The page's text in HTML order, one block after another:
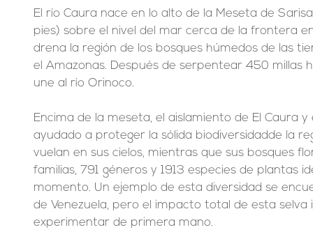
El río Caura nace en lo alto de la Meseta de
pies) sobre el nivel del mar cerca de la frontera
drena la región de los bosques húmedos de las
el Amazonas. Después de serpentear 450 millas
une al río Orinoco.
Encima de la meseta, el aislamiento de El Caura
ayudado a proteger la sólida biodiversidadde la
vuelan en sus cielos, mientras que sus bosques
familias, 791 géneros y 1913 especies de plantas
momento. Un ejemplo de esta diversidad se
de Venezuela, pero el impacto total de esta
experimentar de primera mano.